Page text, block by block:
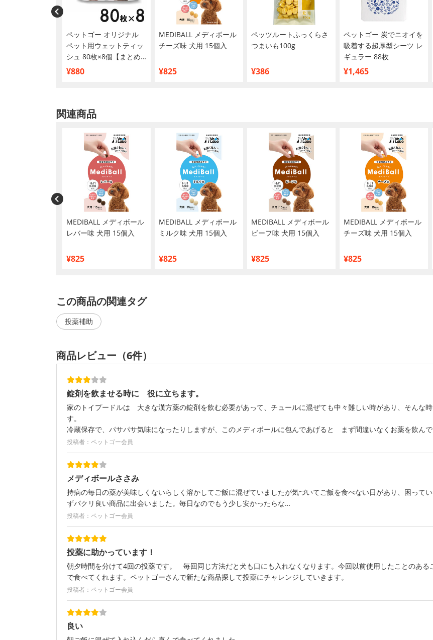
ペットゴー オリジナル
ペット用ウェットティッ
シュ 80枚×8個【まとめ
買い】
¥880
MEDIBALL メディボール
チーズ味 犬用 15個入
¥825
ペッツルートふっくらさ
つまいも100g
¥386
ペットゴー 炭でニオイを
吸着する超厚型シーツ レ
ギュラー 88枚
¥1,465
関連商品
MEDIBALL メディボール
レバー味 犬用 15個入
¥825
MEDIBALL メディボール
ミルク味 犬用 15個入
¥825
MEDIBALL メディボール
ビーフ味 犬用 15個入
¥825
MEDIBALL メディボール
チーズ味 犬用 15個入
¥825
この商品の関連タグ
投薬補助
商品レビュー（6件）
錠剤を飲ませる時に 役に立ちます。
家のトイプードルは 大きな漢方薬の錠剤を飲む必要があって、チュールに混ぜても中々難しい時があり、そんな
す。
冷蔵保存で、パサパサ気味になったりしますが、このメディボールに包んであげると まず間違いなくお薬を飲んで
投稿者：ペットゴー会員
メディボールささみ
持病の毎日の薬が美味しくないらしく溶かしてご飯に混ぜていましたが気づいてご飯を食べない日があり、困って
ずパクリ良い商品に出会いました。毎日なのでもう少し安かったらな…
投稿者：ペットゴー会員
投薬に助かっています！
朝夕時間を分けて4回の投薬です。 毎回同じ方法だと犬も口にも入れなくなります。今回以前使用したことのあ
で食べてくれます。ペットゴーさんで新たな商品探して投薬にチャレンジしていきます。
投稿者：ペットゴー会員
良い